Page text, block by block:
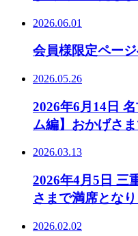
2026.06.01
会員様限定ペー
2026.05.26
2026年6月14日
ム編】おかげさ
2026.03.13
2026年4月5日 三
さまで満席となり
2026.02.02